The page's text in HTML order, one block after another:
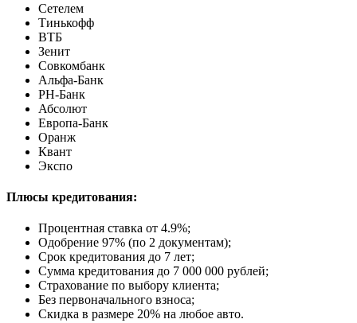
Сетелем
Тинькофф
ВТБ
Зенит
Совкомбанк
Альфа-Банк
РН-Банк
Абсолют
Европа-Банк
Оранж
Квант
Экспо
Плюсы кредитования:
Процентная ставка от 4.9%;
Одобрение 97% (по 2 документам);
Срок кредитования до 7 лет;
Сумма кредитования до 7 000 000 рублей;
Страхование по выбору клиента;
Без первоначального взноса;
Скидка в размере 20% на любое авто.